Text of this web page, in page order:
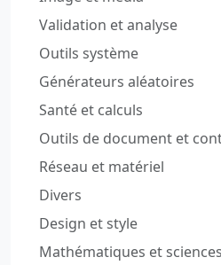
Validation et analyse
Outils système
Générateurs aléatoires
Santé et calculs
Outils de document et
Réseau et matériel
Divers
Design et style
Mathématiques et sciences